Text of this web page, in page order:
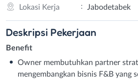
Lokasi Kerja
: Jabodetabek
Deskripsi Pekerjaan
Benefit
Owner membutuhkan partner
mengembangkan bisnis F&B yang